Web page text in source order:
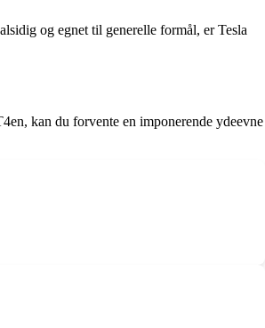
og egnet til generelle formål, er Tesla
kan du forvente en imponerende ydeevne